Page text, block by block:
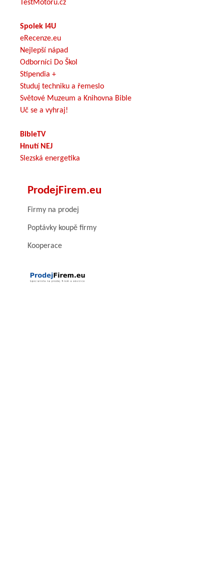
TestMotoru.cz
Spolek I4U
eRecenze.eu
Nejlepší nápad
Odborníci Do Škol
Stipendia +
Studuj techniku a řemeslo
Světové Muzeum a Knihovna Bible
Uč se a vyhraj!
BibleTV
Hnutí NEJ
Slezská energetika
ProdejFirem.eu
Firmy na prodej
Poptávky koupě firmy
Kooperace